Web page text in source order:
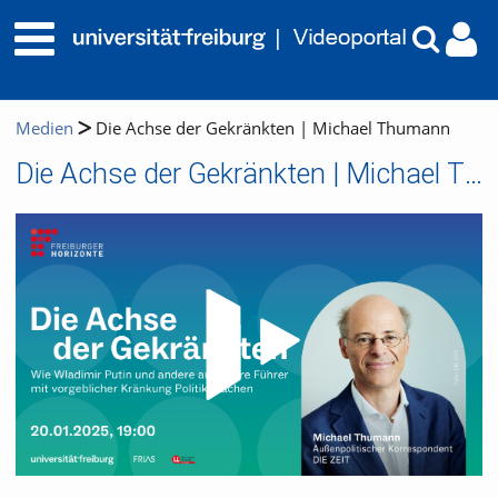
Medien Die Achse der Gekränkten | Michael Thumann
Die Achse der Gekränkten | Michael Thumann